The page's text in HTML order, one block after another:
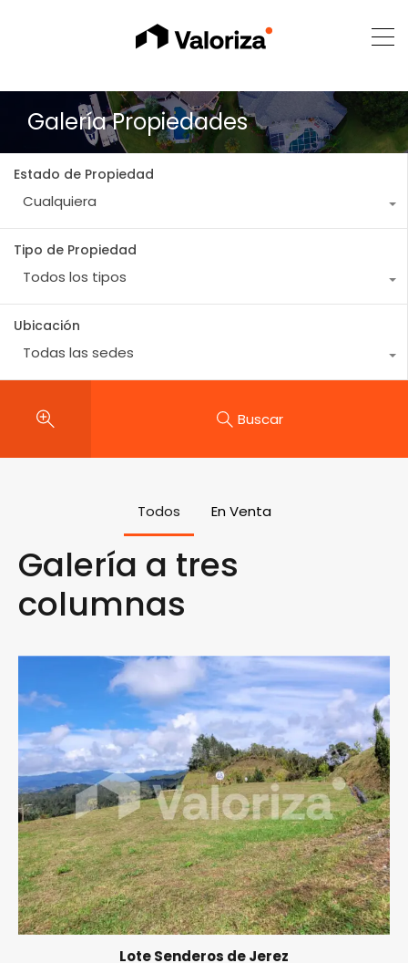
Galería Propiedades
Estado de Propiedad
Cualquiera
Tipo de Propiedad
Todos los tipos
Ubicación
Todas las sedes
Buscar
Galería a tres
columnas
Todos En Venta
Lote Senderos de Jerez